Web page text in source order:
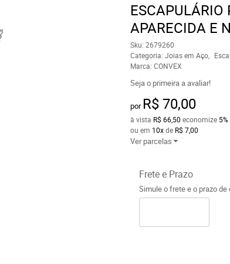
ESCAPULÁRIO
APARECIDA E
Sku: 2679260
Categoria: Joias em Aço
Marca: CONVEX
Seja o primeira a avaliar!
por R$ 70,00
à vista R$ 66,50 economize 5%
ou em 10xde R$ 7,00
Ver parcelas
Frete e Prazo
Simule o frete e o prazo